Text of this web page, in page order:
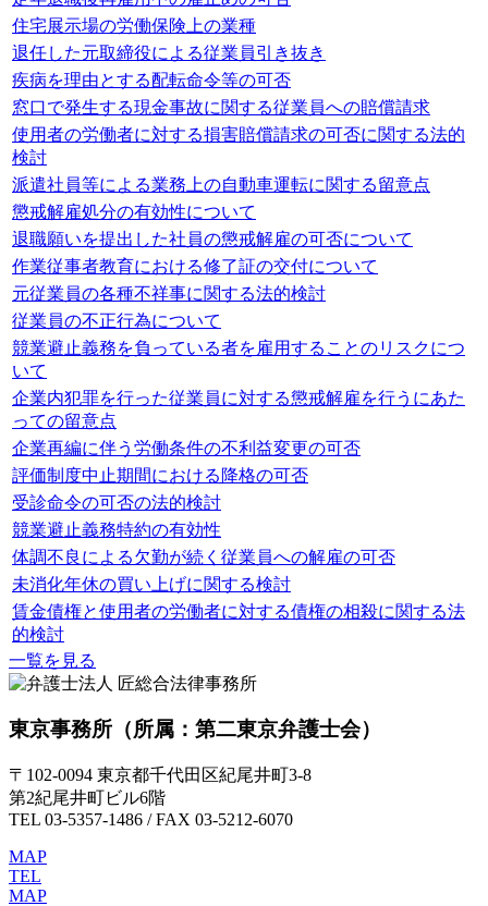
住宅展示場の労働保険上の業種
退任した元取締役による従業員引き抜き
疾病を理由とする配転命令等の可否
窓口で発生する現金事故に関する従業員への賠償請求
使用者の労働者に対する損害賠償請求の可否に関する法的
検討
派遣社員等による業務上の自動車運転に関する留意点
懲戒解雇処分の有効性について
退職願いを提出した社員の懲戒解雇の可否について
作業従事者教育における修了証の交付について
元従業員の各種不祥事に関する法的検討
従業員の不正行為について
競業避止義務を負っている者を雇用することのリスクにつ
いて
企業内犯罪を行った従業員に対する懲戒解雇を行うにあた
っての留意点
企業再編に伴う労働条件の不利益変更の可否
評価制度中止期間における降格の可否
受診命令の可否の法的検討
競業避止義務特約の有効性
体調不良による欠勤が続く従業員への解雇の可否
未消化年休の買い上げに関する検討
賃金債権と使用者の労働者に対する債権の相殺に関する法
的検討
一覧を見る
東京事務所 （所属：第二東京弁護士会）
〒102-0094 東京都千代田区紀尾井町3-8
第2紀尾井町ビル6階
TEL 03-5357-1486 / FAX 03-5212-6070
MAP
TEL
MAP